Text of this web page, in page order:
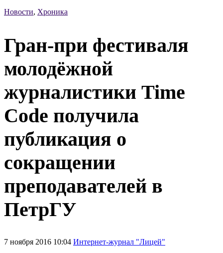
Новости, Хроника
Гран-при фестиваля
молодёжной
журналистики Time
Code получила
публикация о
сокращении
преподавателей в
ПетрГУ
7 ноября 2016 10:04 Интернет-журнал "Лицей"